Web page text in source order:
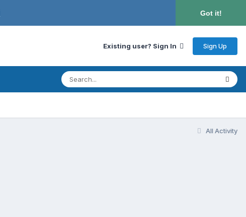
Got it!
Existing user? Sign In Sign Up
All Activity